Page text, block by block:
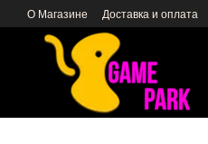
Перейти к основному контенту
О Магазине Доставка и оплата